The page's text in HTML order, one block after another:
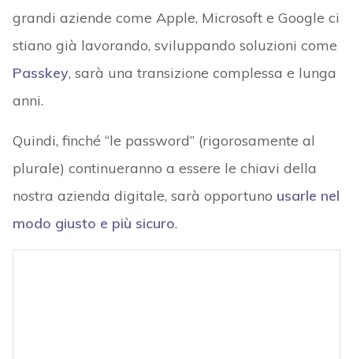
grandi aziende come Apple, Microsoft e Google ci
stiano già lavorando, sviluppando soluzioni come
Passkey, sarà una transizione complessa e lunga
anni.
Quindi, finché “le password” (rigorosamente al
plurale) continueranno a essere le chiavi della
nostra azienda digitale, sarà opportuno usarle nel
modo giusto e più sicuro.